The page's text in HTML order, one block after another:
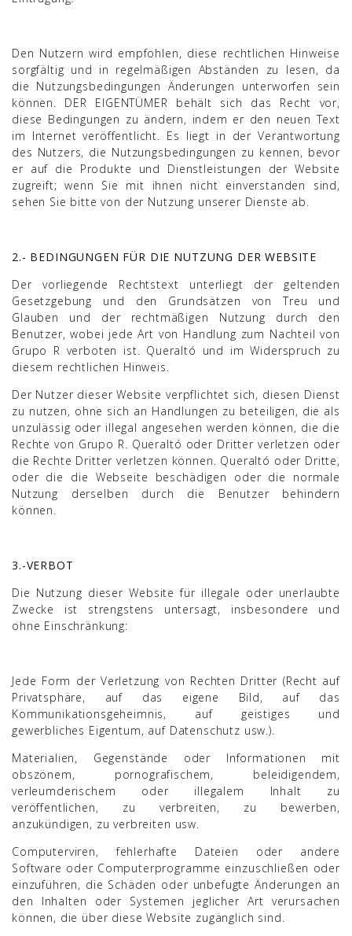
Den Nutzern wird empfohlen, diese rechtlichen Hinweise
sorgfältig und in regelmäßigen Abständen zu lesen, da
die Nutzungsbedingungen Änderungen unterworfen sein
können. DER EIGENTÜMER behält sich das Recht vor,
diese Bedingungen zu ändern, indem er den neuen Text
im Internet veröffentlicht. Es liegt in der Verantwortung
des Nutzers, die Nutzungsbedingungen zu kennen, bevor
er auf die Produkte und Dienstleistungen der Website
zugreift; wenn Sie mit ihnen nicht einverstanden sind,
sehen Sie bitte von der Nutzung unserer Dienste ab.
2.- BEDINGUNGEN FÜR DIE NUTZUNG DER WEBSITE
Der vorliegende Rechtstext unterliegt der geltenden
Gesetzgebung und den Grundsätzen von Treu und
Glauben und der rechtmäßigen Nutzung durch den
Benutzer, wobei jede Art von Handlung zum Nachteil von
Grupo R verboten ist. Queraltó und im Widerspruch zu
diesem rechtlichen Hinweis.
Der Nutzer dieser Website verpflichtet sich, diesen Dienst
zu nutzen, ohne sich an Handlungen zu beteiligen, die als
unzulässig oder illegal angesehen werden können, die die
Rechte von Grupo R. Queraltó oder Dritter verletzen oder
die Rechte Dritter verletzen können. Queraltó oder Dritte,
oder die die Webseite beschädigen oder die normale
Nutzung derselben durch die Benutzer behindern
können.
3.-VERBOT
Die Nutzung dieser Website für illegale oder unerlaubte
Zwecke ist strengstens untersagt, insbesondere und
ohne Einschränkung:
Jede Form der Verletzung von Rechten Dritter (Recht auf
Privatsphäre, auf das eigene Bild, auf das
Kommunikationsgeheimnis, auf geistiges und
gewerbliches Eigentum, auf Datenschutz usw.).
Materialien, Gegenstände oder Informationen mit
obszönem, pornografischem, beleidigendem,
verleumderischem oder illegalem Inhalt zu
veröffentlichen, zu verbreiten, zu bewerben,
anzukündigen, zu verbreiten usw.
Computerviren, fehlerhafte Dateien oder andere
Software oder Computerprogramme einzuschließen oder
einzuführen, die Schäden oder unbefugte Änderungen an
den Inhalten oder Systemen jeglicher Art verursachen
können, die über diese Website zugänglich sind.